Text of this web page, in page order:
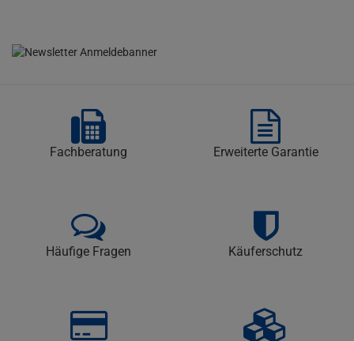
Fachberatung Erweiterte Garantie
Häufige Fragen Käuferschutz